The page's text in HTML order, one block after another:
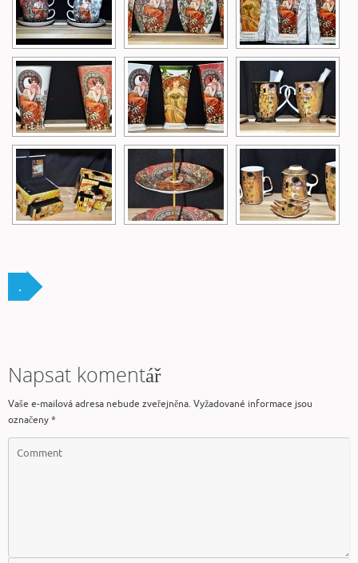
.
Napsat komentář
Vaše e-mailová adresa nebude zveřejněna. Vyžadované informace jsou
označeny*